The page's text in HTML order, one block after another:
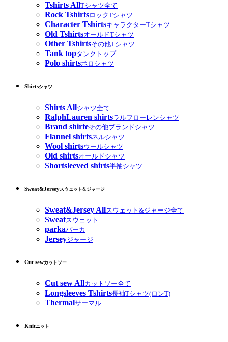
Tshirts AllTシャツ全て
Rock TshirtsロックTシャツ
Character TshirtsキャラクターTシャツ
Old TshirtsオールドTシャツ
Other Tshirtsその他Tシャツ
Tank topタンクトップ
Polo shirtsポロシャツ
Shirtsシャツ
Shirts Allシャツ全て
RalphLauren shirtsラルフローレンシャツ
Brand shirteその他ブランドシャツ
Flannel shirtsネルシャツ
Wool shirtsウールシャツ
Old shirtsオールドシャツ
Shortsleeved shirts半袖シャツ
Sweat&Jerseyスウェット&ジャージ
Sweat&Jersey Allスウェット&ジャージ全て
Sweatスウェット
parkaパーカ
Jerseyジャージ
Cut sewカットソー
Cut sew Allカットソー全て
Longsleeves Tshirts長袖Tシャツ(ロンT)
Thermalサーマル
Knitニット